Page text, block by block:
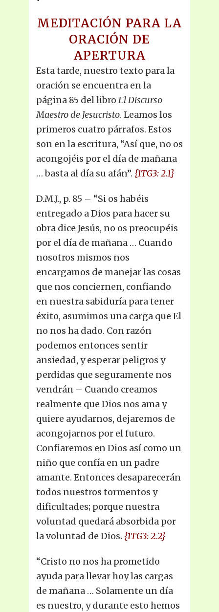
MEDITACIÓN PARA LA
ORACIÓN DE
APERTURA
Esta tarde, nuestro texto para la
oración se encuentra en la
página 85 del libro El Discurso
Maestro de Jesucristo. Leamos los
primeros cuatro párrafos. Estos
son en la escritura, “Así que, no os
acongojéis por el día de mañana
… basta al día su afán”. {1TG3: 2.1}
D.M.J., p. 85 – “Si os habéis
entregado a Dios para hacer su
obra dice Jesús, no os preocupéis
por el día de mañana … Cuando
nosotros mismos nos
encargamos de manejar las cosas
que nos conciernen, confiando
en nuestra sabiduría para tener
éxito, asumimos una carga que El
no nos ha dado. Con razón
podemos entonces sentir
ansiedad, y esperar peligros y
perdidas que seguramente nos
vendrán – Cuando creamos
realmente que Dios nos ama y
quiere ayudarnos, dejaremos de
acongojarnos por el futuro.
Confiaremos en Dios así como un
niño que confía en un padre
amante. Entonces desaparecerán
todos nuestros tormentos y
dificultades; porque nuestra
voluntad quedará absorbida por
la voluntad de Dios. {1TG3: 2.2}
“Cristo no nos ha prometido
ayuda para llevar hoy las cargas
de mañana … Solamente un día
es nuestro, y durante esto hemos